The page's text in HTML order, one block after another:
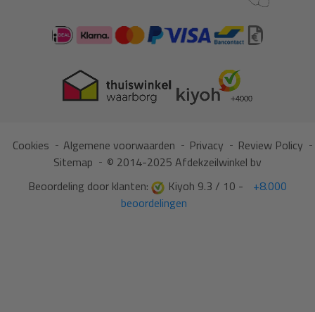
Cookies Algemene voorwaarden Privacy
Review Policy
Sitemap
© 2014-2025 Afdekzeilwinkel bv
Beoordeling door klanten:
Kiyoh 9.3 / 10 -
+8.000
beoordelingen